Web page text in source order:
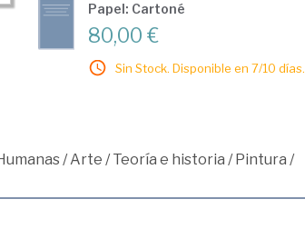
Papel: Cartoné
80,00 €
Sin Stock. Disponible en 7/10 días.
/Arte /Teoría e historia /Pintura /